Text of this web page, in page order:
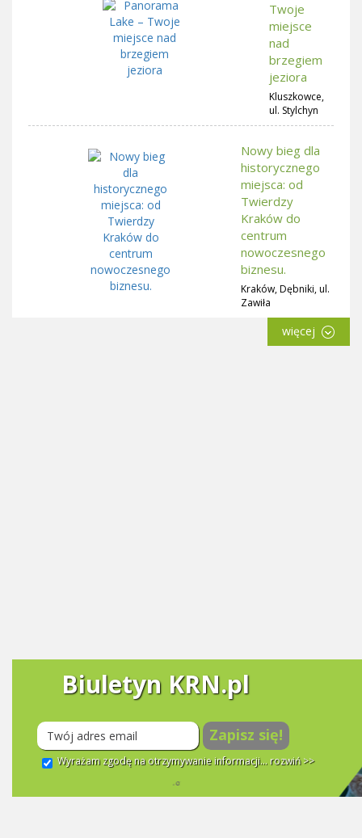
Twoje
miejsce
nad
brzegiem
jeziora
Kluszkowce,
ul. Stylchyn
Nowy bieg dla
historycznego
miejsca: od
Twierdzy
Kraków do
centrum
nowoczesnego
biznesu.
Kraków, Dębniki, ul.
Zawiła
więcej
Biuletyn KRN.pl
Zapisz się!
Wyrażam zgodę na otrzymywanie informacji... rozwiń >>